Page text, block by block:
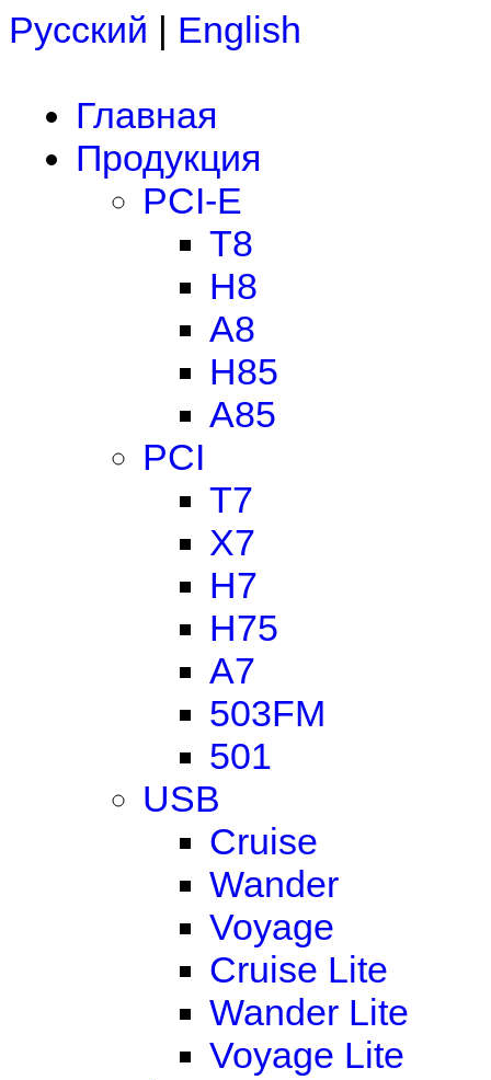
Русский | English
Главная
Продукция
PCI-E
T8
H8
A8
H85
A85
PCI
T7
X7
H7
H75
A7
503FM
501
USB
Cruise
Wander
Voyage
Cruise Lite
Wander Lite
Voyage Lite